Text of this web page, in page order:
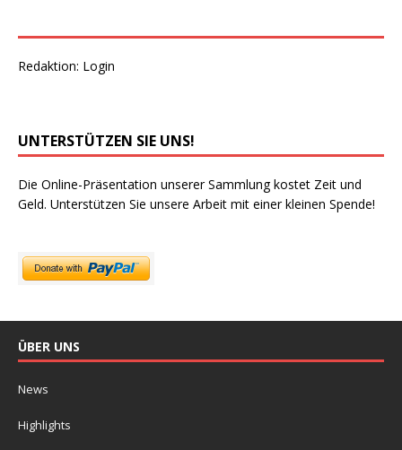
Redaktion: Login
UNTERSTÜTZEN SIE UNS!
Die Online-Präsentation unserer Sammlung kostet Zeit und
Geld. Unterstützen Sie unsere Arbeit mit einer kleinen Spende!
ÜBER UNS
News
Highlights